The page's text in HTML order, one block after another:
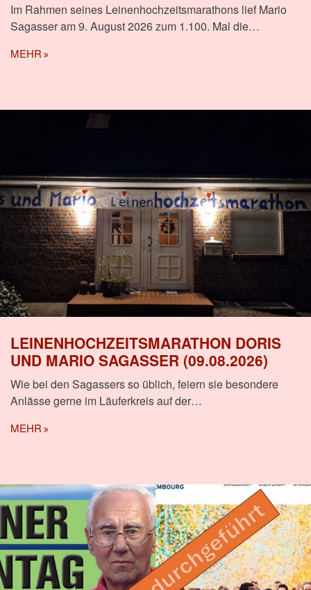
Im Rahmen seines Leinenhochzeitsmarathons lief Mario
Sagasser am 9. August 2026 zum 1.100. Mal die…
MEHR
LEINENHOCHZEITSMARATHON DORIS
UND MARIO SAGASSER (09.08.2026)
Wie bei den Sagassers so üblich, feiern sie besondere
Anlässe gerne im Läuferkreis auf der…
MEHR